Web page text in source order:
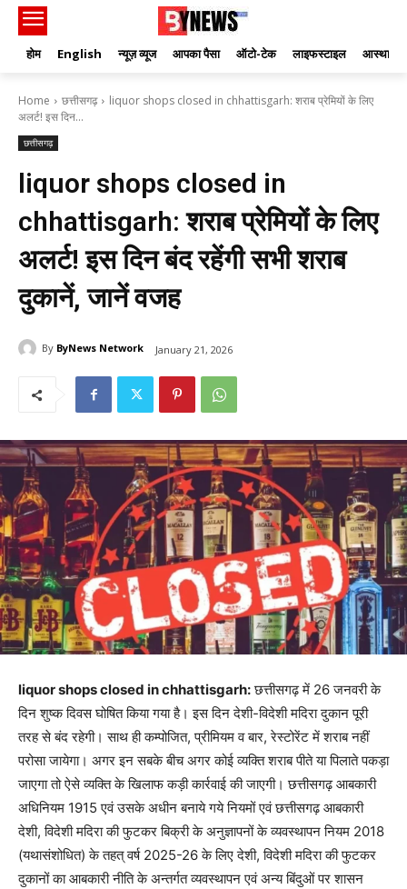
होम English न्यूज़ व्यूज आपका पैसा ऑटो-टेक लाइफस्टाइल आस्था
Home छत्तीसगढ़
liquor shops closed in chhattisgarh: शराब प्रेमियों के लिए
अलर्ट! इस दिन...
छत्तीसगढ़
liquor shops closed in
chhattisgarh: शराब प्रेमियों के लिए
अलर्ट! इस दिन बंद रहेंगी सभी शराब
दुकानें, जानें वजह
By ByNews Network January 21, 2026
liquor shops closed in chhattisgarh:छत्तीसगढ़ में 26 जनवरी के
दिन शुष्क दिवस घोषित किया गया है। इस दिन देशी-विदेशी मदिरा दुकान पूरी
तरह से बंद रहेगी। साथ ही कम्पोजित, प्रीमियम व बार, रेस्टोरेंट में शराब नहीं
परोसा जायेगा। अगर इन सबके बीच अगर कोई व्यक्ति शराब पीते या पिलाते पकड़ा
जाएगा तो ऐसे व्यक्ति के खिलाफ कड़ी कार्रवाई की जाएगी। छत्तीसगढ़ आबकारी
अधिनियम 1915 एवं उसके अधीन बनाये गये नियमों एवं छत्तीसगढ़ आबकारी
देशी, विदेशी मदिरा की फुटकर बिक्री के अनुज्ञापनों के व्यवस्थापन नियम 2018
(यथासंशोधित) के तहत् वर्ष 2025-26 के लिए देशी, विदेशी मदिरा की फुटकर
दुकानों का आबकारी नीति के अन्तर्गत व्यवस्थापन एवं अन्य बिंदुओं पर शासन